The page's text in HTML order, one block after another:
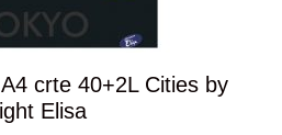
crte 40+2L Cities by
Elisa